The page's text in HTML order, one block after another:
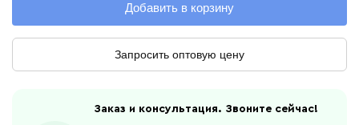
Добавить в корзину
Запросить оптовую цену
Заказ и консультация. Звоните сейчас!